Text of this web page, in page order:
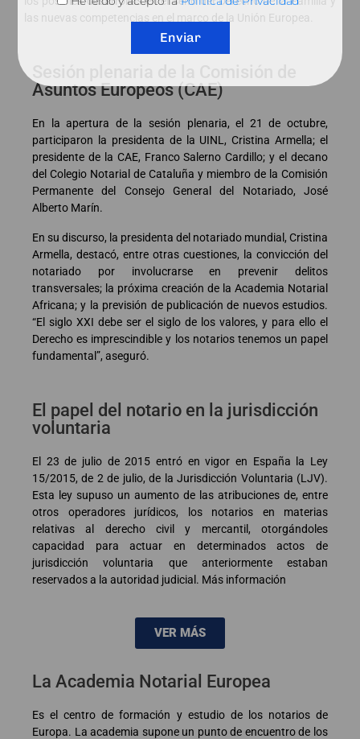
las nuevas competencias en el marco de la Unión Europea.
Asuntos Europeos (CAE)
En la apertura de la sesión plenaria, el 21 de octubre,
participaron la presidenta de la UINL, Cristina Armella; el
presidente de la CAE, Franco Salerno Cardillo; y el decano
del Colegio Notarial de Cataluña y miembro de la Comisión
Permanente del Consejo General del Notariado, José
Alberto Marín.
En su discurso, la presidenta del notariado mundial, Cristina
Armella, destacó, entre otras cuestiones, la convicción del
notariado por involucrarse en prevenir delitos
transversales; la próxima creación de la Academia Notarial
Africana; y la previsión de publicación de nuevos estudios.
“El siglo XXI debe ser el siglo de los valores, y para ello el
Derecho es imprescindible y los notarios tenemos un papel
fundamental”, aseguró.
El papel del notario en la jurisdicción
voluntaria
El 23 de julio de 2015 entró en vigor en España la Ley
15/2015, de 2 de julio, de la Jurisdicción Voluntaria (LJV).
Esta ley supuso un aumento de las atribuciones de, entre
otros operadores jurídicos, los notarios en materias
relativas al derecho civil y mercantil, otorgándoles
capacidad para actuar en determinados actos de
jurisdicción voluntaria que anteriormente estaban
reservados a la autoridad judicial. Más información
VER MÁS
La Academia Notarial Europea
Es el centro de formación y estudio de los notarios de
Europa. La academia supone un punto de encuentro de los
Enviar